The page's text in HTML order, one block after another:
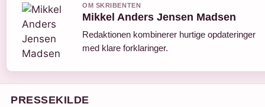
OM SKRIBENTEN
Mikkel Anders Jensen Madsen
Redaktionen kombinerer hurtige opdateringer
med klare forklaringer.
PRESSEKILDE